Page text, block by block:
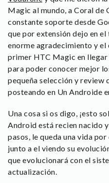
Magic al mundo, a Coral de
constante soporte desde
que por extensión dejo en
enorme agradecimiento y
primer HTC Magic en llegar
para poder conocer mejor
pequeña selección y review
posteando en Un Androide
Una cosa si os digo, ¡esto
Android está recien nacido
pasos, le queda una vida
junto a el viendo su
que evolucionará con el
actualización.